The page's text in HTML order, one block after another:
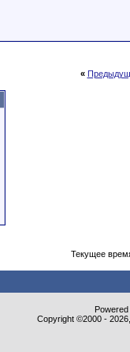
«
Текущее
Copyright ©2000 -